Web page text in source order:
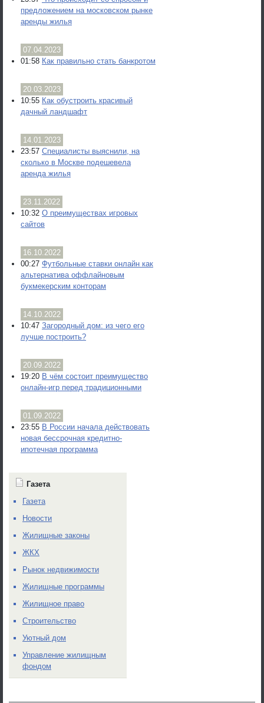
предложением на московском рынке
аренды жилья
07.04.2023
01:58 Как правильно стать банкротом
20.03.2023
10:55 Как обустроить красивый
дачный ландшафт
14.01.2023
23:57 Специалисты выяснили, на
сколько в Москве подешевела
аренда жилья
23.11.2022
10:32 О преимуществах игровых
сайтов
16.10.2022
00:27 Футбольные ставки онлайн как
альтернатива оффлайновым
букмекерским конторам
14.10.2022
10:47 Загородный дом: из чего его
лучше построить?
20.09.2022
19:20 В чём состоит преимущество
онлайн-игр перед традиционными
01.09.2022
23:55 В России начала действовать
новая бессрочная кредитно-
ипотечная программа
Газета
Газета
Новости
Жилищные законы
ЖКХ
Рынок недвижимости
Жилищные программы
Жилищное право
Строительство
Уютный дом
Управление жилищным
фондом